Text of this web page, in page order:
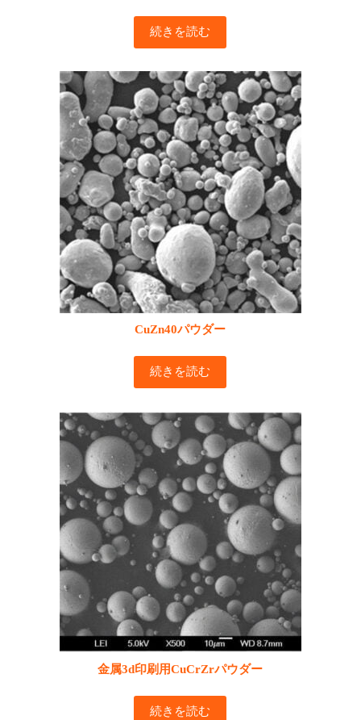
続きを読む
CuZn40パウダー
続きを読む
金属3d印刷用CuCrZrパウダー
続きを読む